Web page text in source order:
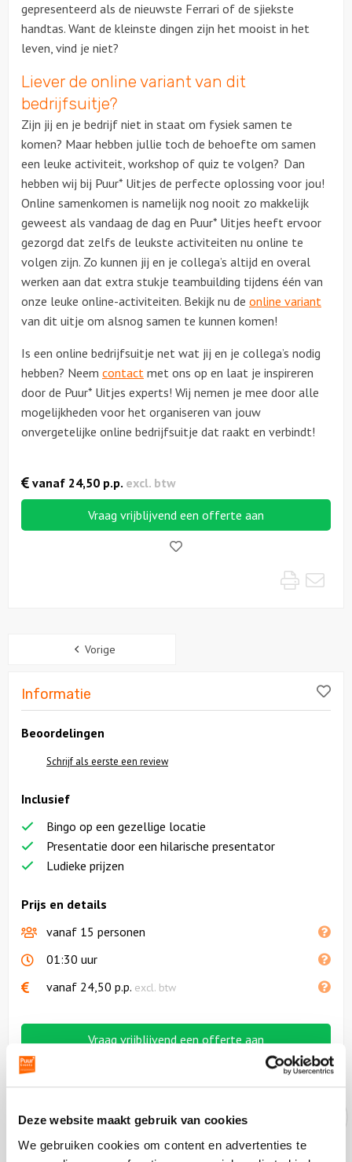
Deze website maakt gebruik van cookies
We gebruiken cookies om content en advertenties te
Fietstochten
Locaties
Feesten
Themafeesten
Dinnershows
gepresenteerd als de nieuwste Ferrari of de sjiekste
handtas. Want de kleinste dingen zijn het mooist in het
leven, vind je niet?
Liever de online variant van dit
bedrijfsuitje?
Zijn jij en je bedrijf niet in staat om fysiek samen te
komen? Maar hebben jullie toch de behoefte om samen
een leuke activiteit, workshop of quiz te volgen? Dan
hebben wij bij Puur* Uitjes de perfecte oplossing voor jou!
Online samenkomen is namelijk nog nooit zo makkelijk
geweest als vandaag de dag en Puur* Uitjes heeft ervoor
gezorgd dat zelfs de leukste activiteiten nu online te
volgen zijn. Zo kunnen jij en je collega’s altijd en overal
werken aan dat extra stukje teambuilding tijdens één van
onze leuke online-activiteiten. Bekijk nu de online variant
van dit uitje om alsnog samen te kunnen komen!
Is een online bedrijfsuitje net wat jij en je collega’s nodig
hebben? Neem contact met ons op en laat je inspireren
door de Puur* Uitjes experts! Wij nemen je mee door alle
mogelijkheden voor het organiseren van jouw
onvergetelijke online bedrijfsuitje dat raakt en verbindt!
Vraag vrijblijvend een offerte aan
Like!
vanaf 24,50 p.p. excl. btw
Print
Vorige
Informatie
Beoordelingen
Schrijf als eerste een review
Prijs en details
vanaf 15 personen
01:30 uur
vanaf 24,50 p.p. excl. btw
Inclusief
Bingo op een gezellige locatie
Presentatie door een hilarische presentator
Ludieke prijzen
Vraag vrijblijvend een offerte aan
Onze experts helpen je graag!